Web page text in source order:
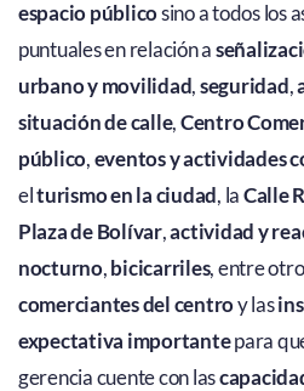
espacio públicosino a todos los
puntuales en relación a
urbano y movilidad,seguridad,
situación de calle,Centro
público,eventos y actividades
elturismo en la ciudad, laCalle
Plaza de Bolívar,actividad y
nocturno,bicicarriles, entre
comerciantes del centroy las
expectativa importantepara
gerencia cuente con las